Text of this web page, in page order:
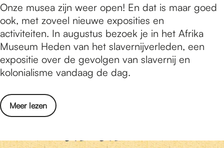
G
G
r
o
e
n
w
o
d
b
a
r
e
s
c
o
o
A
u
g
u
s
t
s
e
Onze musea zijn weer open! En dat is maar goed
ook, met zoveel nieuwe exposities en
activiteiten. In augustus bezoek je in het Afrika
Museum Heden van het slavernijverleden, een
expositie over de gevolgen van slavernij en
kolonialisme vandaag de dag.
Meer lezen
o
v